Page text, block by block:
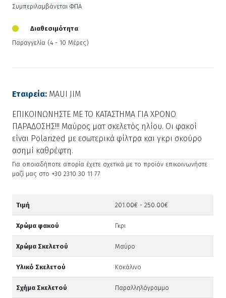
Συμπεριλαμβάνεται ΦΠΑ
Διαθεσιμότητα
Παραγγελία (4 - 10 Μέρες)
Εταιρεία: MAUI JIM
ΕΠΙΚΟΙΝΩΝΗΣΤΕ ΜΕ ΤΟ ΚΑΤΑΣΤΗΜΑ ΓΙΑ ΧΡΟΝΟ
ΠΑΡΑΔΟΣΗΣ!!! Μαύρος ματ σκελετός ηλίου. Οι φακοί
είναι Polarized με εσωτερικά φίλτρα και γκρι σκούρο
ασημί καθρέφτη.
Για οποιαδήποτε απορία έχετε σχετικά με το προϊόν επικοινωνήστε
μαζί μας στο +30 2310 30 11 77
Τιμή 201.00€ - 250.00€
Χρώμα φακού Γκρι
Χρώμα Σκελετού Μαύρο
Υλικό Σκελετού Κοκάλινο
Σχήμα Σκελετού Παραλληλόγραμμο